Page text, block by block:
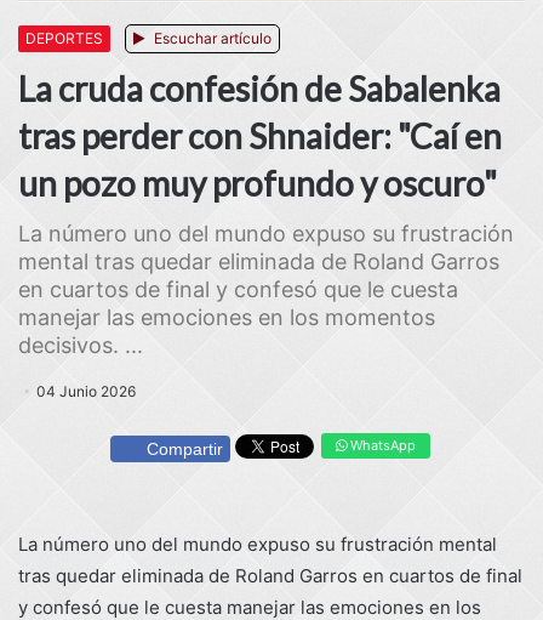
DEPORTES Escuchar artículo
La cruda confesión de Sabalenka
tras perder con Shnaider: "Caí en
un pozo muy profundo y oscuro"
La número uno del mundo expuso su frustración
mental tras quedar eliminada de Roland Garros
en cuartos de final y confesó que le cuesta
manejar las emociones en los momentos
decisivos. ...
04 Junio 2026
Compartir WhatsApp
La número uno del mundo expuso su frustración mental
tras quedar eliminada de Roland Garros en cuartos de final
y confesó que le cuesta manejar las emociones en los